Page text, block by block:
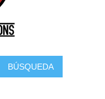
BÚSQUEDA